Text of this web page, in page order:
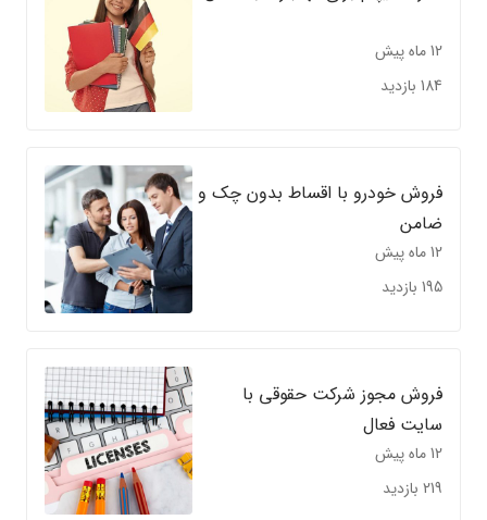
12 ماه پیش
184 بازدید
فروش خودرو با اقساط بدون چک و
ضامن
12 ماه پیش
195 بازدید
فروش مجوز شرکت حقوقی با
سایت فعال
12 ماه پیش
219 بازدید